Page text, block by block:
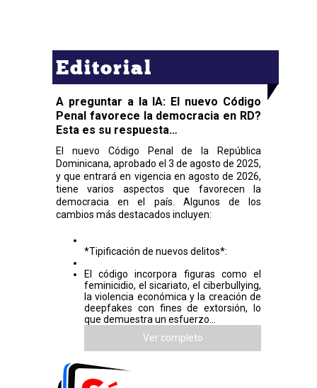
Editorial
A preguntar a la IA: El nuevo Código
Penal favorece la democracia en RD?
Esta es su respuesta…
El nuevo Código Penal de la República
Dominicana, aprobado el 3 de agosto de 2025,
y que entrará en vigencia en agosto de 2026,
tiene varios aspectos que favorecen la
democracia en el país. Algunos de los
cambios más destacados incluyen:
*Tipificación de nuevos delitos*:
El código incorpora figuras como el
feminicidio, el sicariato, el ciberbullying,
la violencia económica y la creación de
deepfakes con fines de extorsión, lo
que demuestra un esfuerzo...
Ver completo